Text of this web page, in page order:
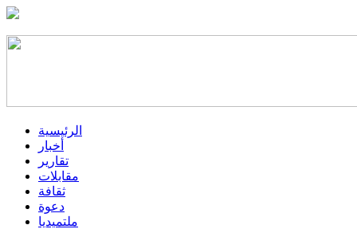
الرئيسية
أخبار
تقارير
مقابلات
ثقافة
دعوة
ملتميديا